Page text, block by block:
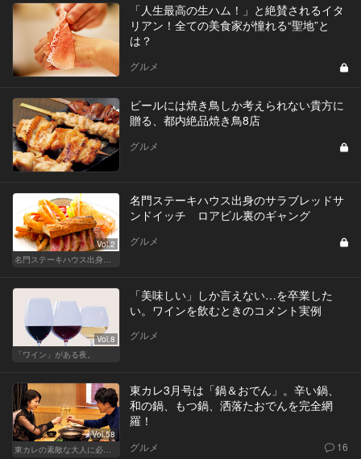
「人生最高の生ハム！」と絶賛されるイタ
リアン！全ての美食家が憧れる“聖地”と
は？
グルメ
ビールには焼き鳥しか考えられない貴方に
贈る、都内絶品焼き鳥8店
グルメ
Vol.2
名門ステーキハウス出身のサラブレッドサ
ンドイッチ ロアビル裏のギャング
グルメ
Vol.8
「ワイン」がある夜。
「美味しい」しか言えない…を卒業した
い。ワインを飲むときのコメント実例
グルメ
Vol.58
東カレ3月号は「鍋＆おでん」。辛い鍋、
和の鍋、もつ鍋、洒落たおでんを完全網
羅！
グルメ 16